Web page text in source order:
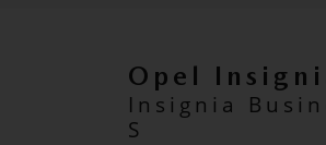
Opel
Insignia
S